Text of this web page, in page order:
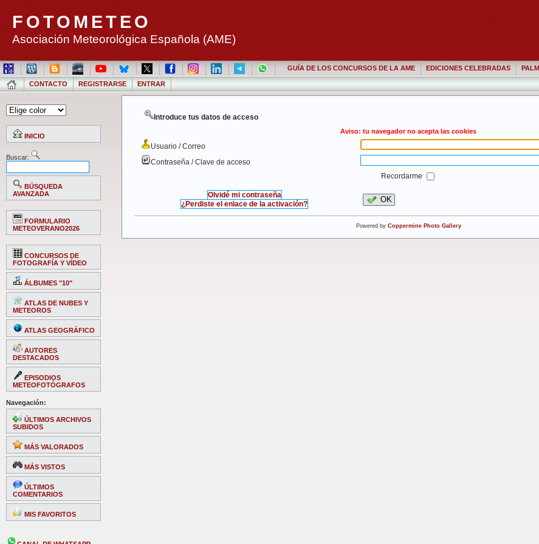
FOTOMETEO
Asociación Meteorológica Española (AME)
GUÍA DE LOS CONCURSOS DE LA AME EDICIONES CELEBRADAS
CONTACTO REGISTRARSE ENTRAR
INICIO
Buscar:
BÚSQUEDA
AVANZADA
FORMULARIO
METEOVERANO2026
CONCURSOS DE
FOTOGRAFÍA Y VÍDEO
ÁLBUMES "10"
ATLAS DE NUBES Y
METEOROS
ATLAS GEOGRÁFICO
AUTORES
DESTACADOS
EPISODIOS
METEOFOTÓGRAFOS
Navegación:
ÚLTIMOS ARCHIVOS
SUBIDOS
MÁS VALORADOS
MÁS VISTOS
ÚLTIMOS
COMENTARIOS
MIS FAVORITOS
Introduce tus datos de acceso
Aviso: tu navegador no acepta las cookies
Usuario / Correo
Contraseña / Clave de acceso
Recordarme
Olvidé mi contraseña
¿Perdiste el enlace de la activación?
OK
Powered by Coppermine Photo Gallery